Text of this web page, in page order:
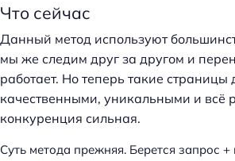
Что сейчас
Данный метод используют
мы же следим друг за другом и
работает. Но теперь такие
качественными, уникальными и всё
конкуренция сильная.
Суть метода прежняя. Берется запрос +